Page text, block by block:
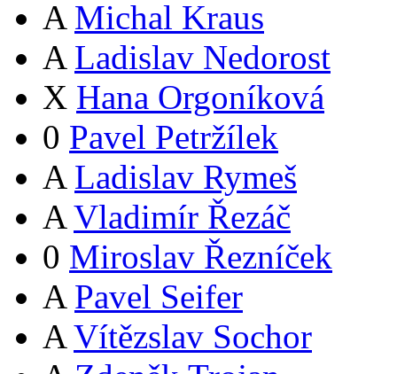
A Michal Kraus
A Ladislav Nedorost
X Hana Orgoníková
0 Pavel Petržílek
A Ladislav Rymeš
A Vladimír Řezáč
0 Miroslav Řezníček
A Pavel Seifer
A Vítězslav Sochor